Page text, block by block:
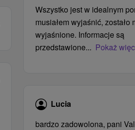
Wszystko jest w idealnym
musiałem wyjaśnić, zostało
wyjaśnione. Informacje są
przedstawione... Pokaż
Lucia
bardzo zadowolona, ​​pani